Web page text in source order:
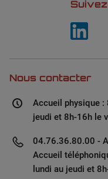
Nous contacter
Accueil physique
jeudi et 8h-16h le
04.76.36.80.00 -
Accueil
lundi au jeudi et